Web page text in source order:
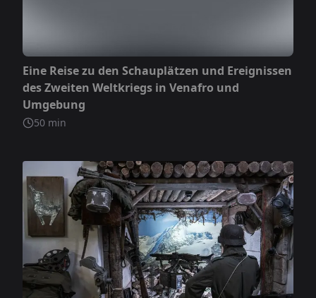
Nicht inbegriffen
Eine Reise zu den Schauplätzen und Ereignissen
des Zweiten Weltkriegs in Venafro und
Umgebung
50 min